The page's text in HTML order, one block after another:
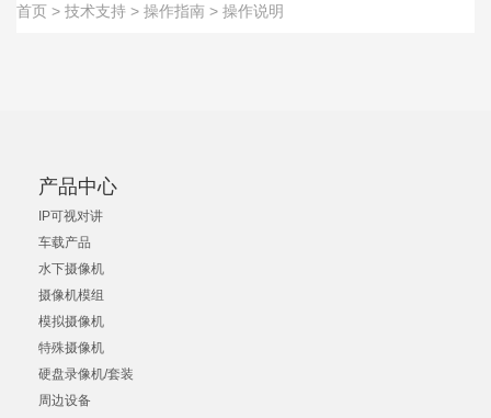
首页 > 技术支持 > 操作指南 > 操作说明
产品中心
IP可视对讲
车载产品
水下摄像机
摄像机模组
模拟摄像机
特殊摄像机
硬盘录像机/套装
周边设备